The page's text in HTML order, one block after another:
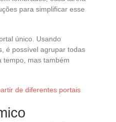
para simplificar esse
único. Usando
é possível agrupar todas
tempo, mas também
de diferentes portais